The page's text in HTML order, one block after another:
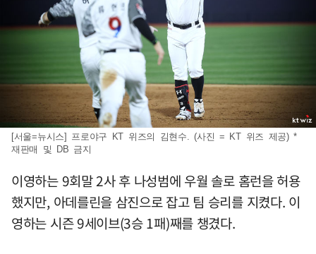
[서울=뉴시스] 프로야구 KT 위즈의 김현수. (사진 = KT 위즈 제공) *
재판매 및 DB 금지
이영하는 9회말 2사 후 나성범에 우월 솔로 홈런을 허용
했지만, 아데를린을 삼진으로 잡고 팀 승리를 지켰다. 이
영하는 시즌 9세이브(3승 1패)째를 챙겼다.